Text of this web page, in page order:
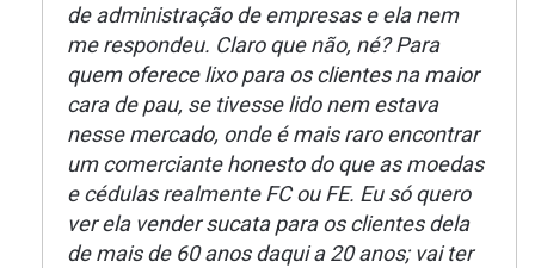
de administração de empresas e ela nem
me respondeu. Claro que não, né? Para
quem oferece lixo para os clientes na maior
cara de pau, se tivesse lido nem estava
nesse mercado, onde é mais raro encontrar
um comerciante honesto do que as moedas
e cédulas realmente FC ou FE. Eu só quero
ver ela vender sucata para os clientes dela
de mais de 60 anos daqui a 20 anos; vai ter